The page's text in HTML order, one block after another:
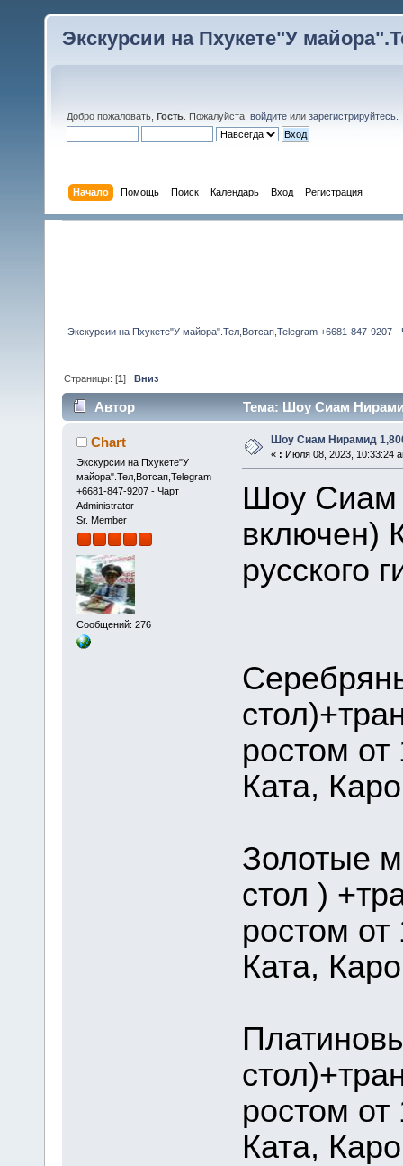
Экскурсии на Пхукете"У
Добро пожаловать, Гость . Пожалуйста, войдите или зарегистрируйтесь
Начало Помощь Поиск Календарь Вход Регистрация
Экскурсии на Пхукете"У майора".Тел,Вотсап,Telegram +6681-847-9207 -
Страницы: [1]Вниз
Автор Тема: Шоу Сиам
Chart
Экскурсии на Пхукете"У
майора".Тел,Вотсап,Telegram
+6681-847-9207 - Чарт
Administrator
Sr. Member
Сообщений: 276
Шоу Сиам Нирамид​
« : Июля 08, 2023, 10:33:24
Шоу Сиам
включен)
ростом
Ката,
Золотые
стол )
ростом
Ката,
ростом
Ката,